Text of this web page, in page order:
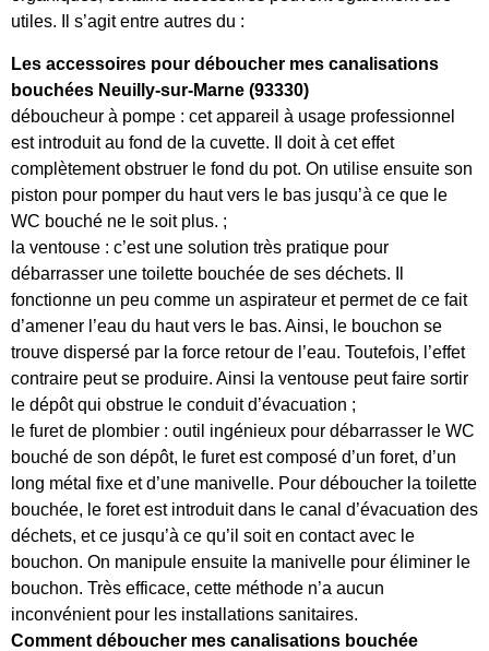
utiles. Il s’agit entre autres du :
Les accessoires pour déboucher mes canalisations
bouchées Neuilly-sur-Marne (93330)
déboucheur à pompe : cet appareil à usage professionnel
est introduit au fond de la cuvette. Il doit à cet effet
complètement obstruer le fond du pot. On utilise ensuite son
piston pour pomper du haut vers le bas jusqu’à ce que le
WC bouché ne le soit plus. ;
la ventouse : c’est une solution très pratique pour
débarrasser une toilette bouchée de ses déchets. Il
fonctionne un peu comme un aspirateur et permet de ce fait
d’amener l’eau du haut vers le bas. Ainsi, le bouchon se
trouve dispersé par la force retour de l’eau. Toutefois, l’effet
contraire peut se produire. Ainsi la ventouse peut faire sortir
le dépôt qui obstrue le conduit d’évacuation ;
le furet de plombier : outil ingénieux pour débarrasser le WC
bouché de son dépôt, le furet est composé d’un foret, d’un
long métal fixe et d’une manivelle. Pour déboucher la toilette
bouchée, le foret est introduit dans le canal d’évacuation des
déchets, et ce jusqu’à ce qu’il soit en contact avec le
bouchon. On manipule ensuite la manivelle pour éliminer le
bouchon. Très efficace, cette méthode n’a aucun
inconvénient pour les installations sanitaires.
Comment déboucher mes canalisations bouchée